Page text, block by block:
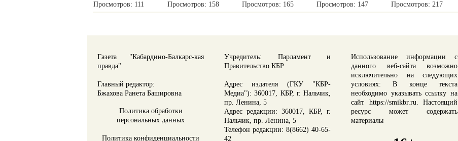
Просмотров: 111 Просмотров: 158 Просмотров: 165 Просмотров: 147 Просмотров: 217
Газета "Кабардино-Балкарс-кая
правда"
Главный редактор:
Бжахова Ранета Башировна
Политика обработки
персональных данных
Политика конфиденциальности
Учредитель: Парламент и
Правительство КБР
Адрес издателя (ГКУ "КБР-
Медиа"): 360017, КБР, г. Нальчик,
пр. Ленина, 5
Адрес редакции: 360017, КБР, г.
Нальчик, пр. Ленина, 5
Телефон редакции: 8(8662) 40-65-
42
Использование информации с
данного веб-сайта возможно
исключительно на следующих
условиях: В конце текста
необходимо указывать ссылку на
сайт https://smikbr.ru. Настоящий
ресурс может содержать
материалы